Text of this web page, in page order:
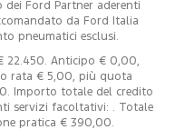
Ford Partner aderenti
da Ford Italia
pneumatici esclusi.
22.450. Anticipo € 0,00,
rata € 5,00, più quota
Importo totale del credito
servizi facoltativi: . Totale
pratica € 390,00.